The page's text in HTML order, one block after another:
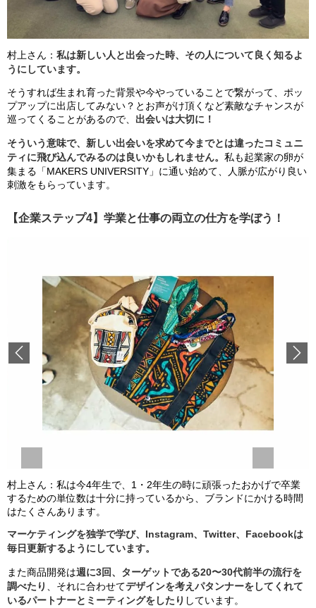
村上さん： 私は新しい人と出会った時、その人について良く知るよ
うにしています。
そうすれば生まれ育った背景や今やっていることで繋がって、ポッ
プアップに出店してみない？とお声がけ頂くなど素敵なチャンスが
巡ってくることがあるので、 出会いは大切に！
そういう意味で、新しい出会いを求めて今までとは違ったコミュニ
ティに飛び込んでみるのは良いかもしれません。 私も起業家の卵が
集まる「MAKERS UNIVERSITY」に通い始めて、人脈が広がり良い
刺激をもらっています。
【企業ステップ4】学業と仕事の両立の仕方を学ぼう！
Previous
村上さん：私は今4年生で、1・2年生の時に頑張ったおかげで卒業
するための単位数は十分に持っているから、ブランドにかける時間
はたくさんあります。
マーケティングを独学で学び、Instagram、Twitter、Facebookは
毎日更新するようにしています。
また商品開発は週に3回、ターゲットである20〜30代前半の流行を
調べたり 、それに合わせてデザインを考えパタンナーをしてくれて
いるパートナーとミーティングをしたり しています。